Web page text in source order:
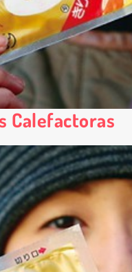
Calefactoras